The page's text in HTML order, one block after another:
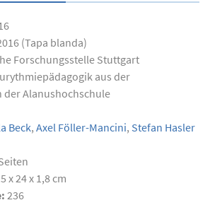
(Tapa blanda)
Forschungsstelle Stuttgart
aus der
der Alanushochschule
Beck, Axel Föller-Mancini, Stefan Hasler
x 24 x 1,8 cm
236